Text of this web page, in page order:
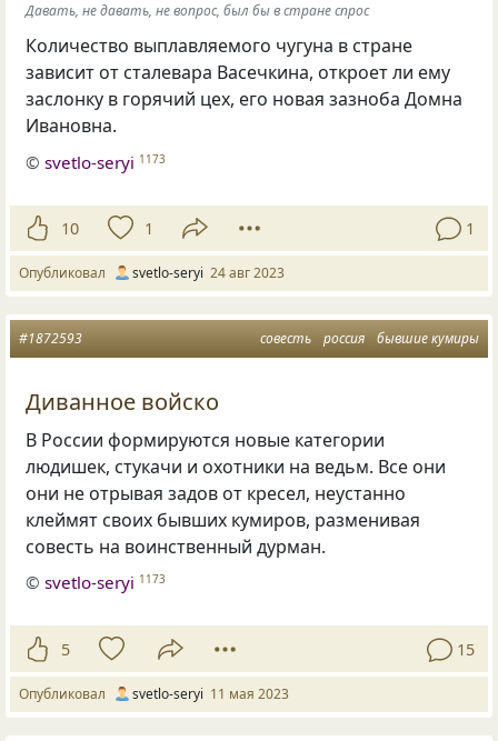
Давать, не давать, не вопрос, был бы в стране спрос
Количество выплавляемого чугуна в стране
зависит от сталевара Васечкина, откроет ли ему
заслонку в горячий цех, его новая зазноба Домна
Ивановна.
©svetlo-seryi 1173
10 1 1
Опубликовал svetlo-seryi 24 авг 2023
совесть россия бывшие кумиры
#1872593
Диванное войско
В России формируются новые категории
людишек, стукачи и охотники на ведьм. Все они
они не отрывая задов от кресел, неустанно
клеймят своих бывших кумиров, разменивая
совесть на воинственный дурман.
©svetlo-seryi 1173
5 15
Опубликовал svetlo-seryi 11 мая 2023